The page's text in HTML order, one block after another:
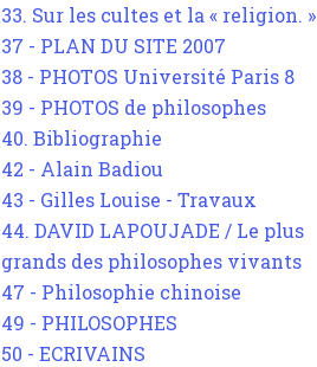
33. Sur les cultes et la « religion. »
37 - PLAN DU SITE 2007
38 - PHOTOS Université Paris 8
39 - PHOTOS de philosophes
40. Bibliographie
42 - Alain Badiou
43 - Gilles Louise - Travaux
44. DAVID LAPOUJADE / Le plus
grands des philosophes vivants
47 - Philosophie chinoise
49 - PHILOSOPHES
50 - ECRIVAINS